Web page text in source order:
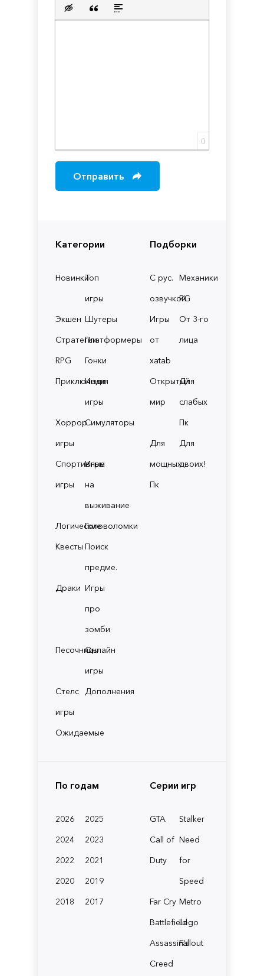
Категории
НовинкиТоп
игры
Экшен Шутеры
СтратегииПлатформеры
RPG
Гонки
Приключения
Инди
игры
Хоррор
игры
Симуляторы
Спортивные
игры
Игры
на
выживание
ЛогическиеГоловоломки
Квесты Поиск
предме.
Драки Игры
про
зомби
ПесочницыОнлайн
игры
Стелс
игры
Дополнения
Ожидаемые
Подборки
С рус.
озвучкой
Механики
RG
Игры
от
xatab
От 3-го
лица
Открытый
мир
Для
слабых
Пк
Для
мощных
Пк
Для
двоих!
По годам
2026
2025
2024
2023
2022
2021
2020
2019
2018
2017
Серии игр
GTA
Stalker
Call of
Duty
Need
for
Speed
Far Cry Metro
BattlefieldLego
Assassin's
Creed
Fallout
Вставка скрытого текста
Вставка цитаты
Вставка спойлера
0
Отправить